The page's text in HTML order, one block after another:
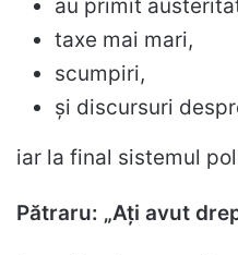
au primit
taxe mai mari,
scumpiri,
și discursuri
iar la final sistemul
Pătraru: „Ați avut